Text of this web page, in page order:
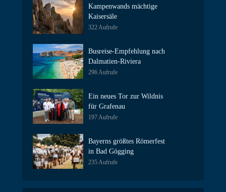
Kampenwands mächtige
Kaisersäle
322 Aufrufe
Busreise-Empfehlung nach
Dalmatien-Riviera
296 Aufrufe
Ein neues Tor zur Wildnis
für Grafenau
197 Aufrufe
Bayerns größtes Römerfest
in Bad Gögging
235 Aufrufe